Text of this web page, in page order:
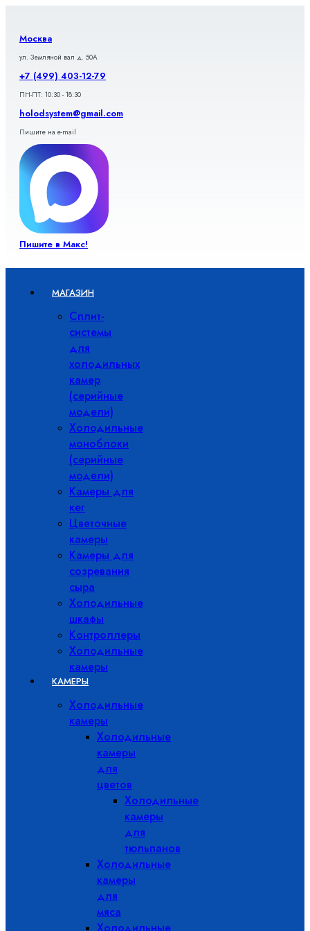
содержимому
Москва
ул. Земляной вал д. 50А
+7 (499) 403-12-79
ПН-ПТ: 10:30 - 18:30
holodsystem@gmail.com
Пишите на e-mail
Пишите в Макс!
МАГАЗИН
Сплит-
системы
для
холодильных
камер
(серийные
модели)
Холодильные
моноблоки
(серийные
модели)
Камеры для
кег
Цветочные
камеры
Камеры для
созревания
сыра
Холодильные
шкафы
Контроллеры
Холодильные
камеры
КАМЕРЫ
Холодильные
камеры
Холодильные
камеры
для
цветов
Холодильные
камеры
для
тюльпанов
Холодильные
камеры
для
мяса